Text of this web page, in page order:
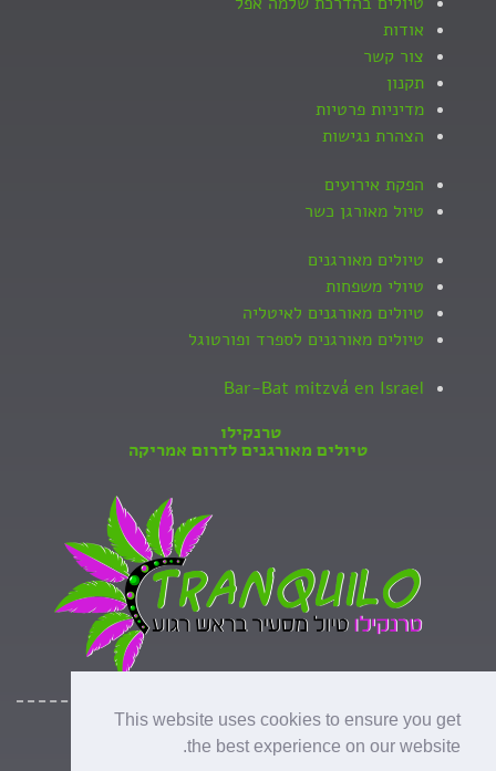
This website uses cookies to ensure you get
the best experience on our website.
אודות
צור קשר
תקנון
מדיניות פרטיות
הצהרת נגישות
הפקת אירועים
טיול מאורגן כשר
טיולים מאורגנים
טיולי משפחות
טיולים מאורגנים לאיטליה
טיולים מאורגנים לספרד ופורטוגל
Bar-Bat mitzvá en Israel
טרנקילו
טיולים מאורגנים לדרום אמריקה
כל הזכויות שמורות לנופש ופנאי ©